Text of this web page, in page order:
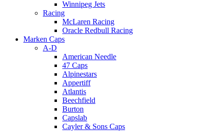
Winnipeg Jets
Racing
McLaren Racing
Oracle Redbull Racing
Marken Caps
A-D
American Needle
47 Caps
Alpinestars
Appertiff
Atlantis
Beechfield
Burton
Capslab
Cayler & Sons Caps